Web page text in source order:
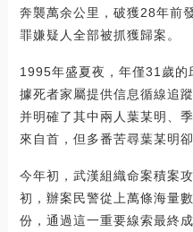
奔襲萬余公里，破獲28年前
罪嫌疑人全部被抓獲歸案。
1995年盛夏夜，年僅31歲的
據死者家屬提供信息循線追
并明確了其中兩人葉某明、
來自首，但多番苦尋葉某明卻
今年初，武漢組織命案積案
初，辦案民警從上萬條海量
份，通過這一重要線索最終